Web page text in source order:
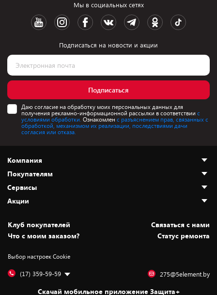
Мы в социальных сетях
Подписаться на новости и акции
Подписаться
Даю согласие на обработку моих персональных данных для
получения рекламно-информационной рассылки в соответствии с
условиями обработки. Ознакомлен с разъяснением прав, связанных с
обработкой, механизмом их реализации, последствиями дачи
согласия или отказа.
Компания
О нас
Адреса магазинов
Новости
Статьи и обзоры
Вакансии
Дай пять добру!
Покупателям
Как сделать заказ
Оплата и доставка
Безналичный расчёт
Обмен и возврат товара
Обработка персональных данных
Подарочные карты
Сервисы
Установка техники
Для игровых консолей
Для мобильных устройств
Для компьютеров
Акции
Скидки и промокоды
Белорусские товары
Бонусы
Оплата частями
Клуб покупателей
Cвязаться с нами
Что с моим заказом?
Статус ремонта
Выбор настроек Cookie
(17) 359-59-59 275@5element.by
Скачай мобильное приложение Защита+